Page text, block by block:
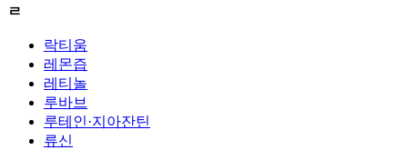
ㄹ
락티움
레몬즙
레티놀
루바브
루테인·지아잔틴
류신